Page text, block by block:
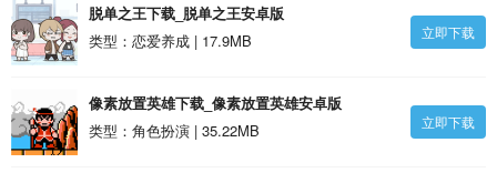
脱单之王下载_脱单之王安卓版
类型：恋爱养成 | 17.9MB
立即下载
像素放置英雄下载_像素放置英雄安卓版
类型：角色扮演 | 35.22MB
立即下载